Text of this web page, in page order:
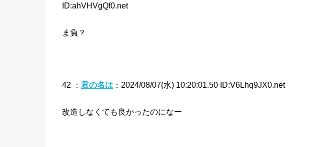
ID:ahVHVgQf0.net
ま負？
42 ： 君の名は ：2024/08/07(水) 10:20:01.50 ID:V6Lhq9JX0.net
改造しなくても良かったのになー